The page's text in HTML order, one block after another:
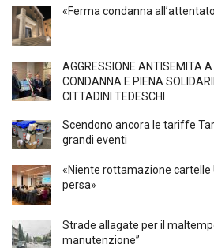
«Ferma condanna
AGGRESSIONE ANTISEMITA
CONDANNA E PIENA
CITTADINI TEDESCHI
Scendono ancora le tariffe
grandi eventi
«Niente rottamazione cartelle
persa»
Strade allagate per il maltempo
manutenzione”